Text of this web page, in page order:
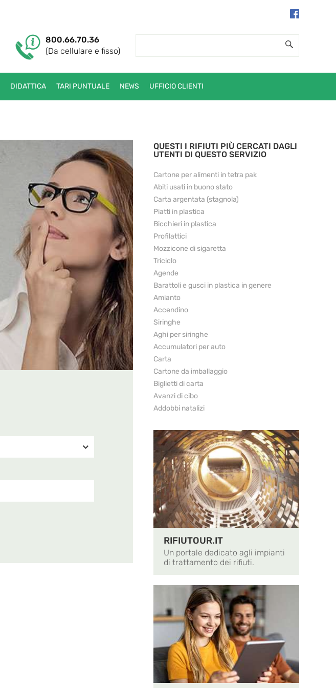
800.66.70.36
(Da cellulare e fisso)
DIDATTICA TARI PUNTUALE NEWS UFFICIO CLIENTI
QUESTI I RIFIUTI PIÙ CERCATI DAGLI
UTENTI DI QUESTO SERVIZIO
Cartone per alimenti in tetra pak
Abiti usati in buono stato
Carta argentata (stagnola)
Piatti in plastica
Bicchieri in plastica
Profilattici
Mozzicone di sigaretta
Triciclo
Agende
Barattoli e gusci in plastica in genere
Amianto
Accendino
Siringhe
Aghi per siringhe
Accumulatori per auto
Carta
Cartone da imballaggio
Biglietti di carta
Avanzi di cibo
Addobbi natalizi
RIFIUTOUR.IT
Un portale dedicato agli impianti
di trattamento dei rifiuti.